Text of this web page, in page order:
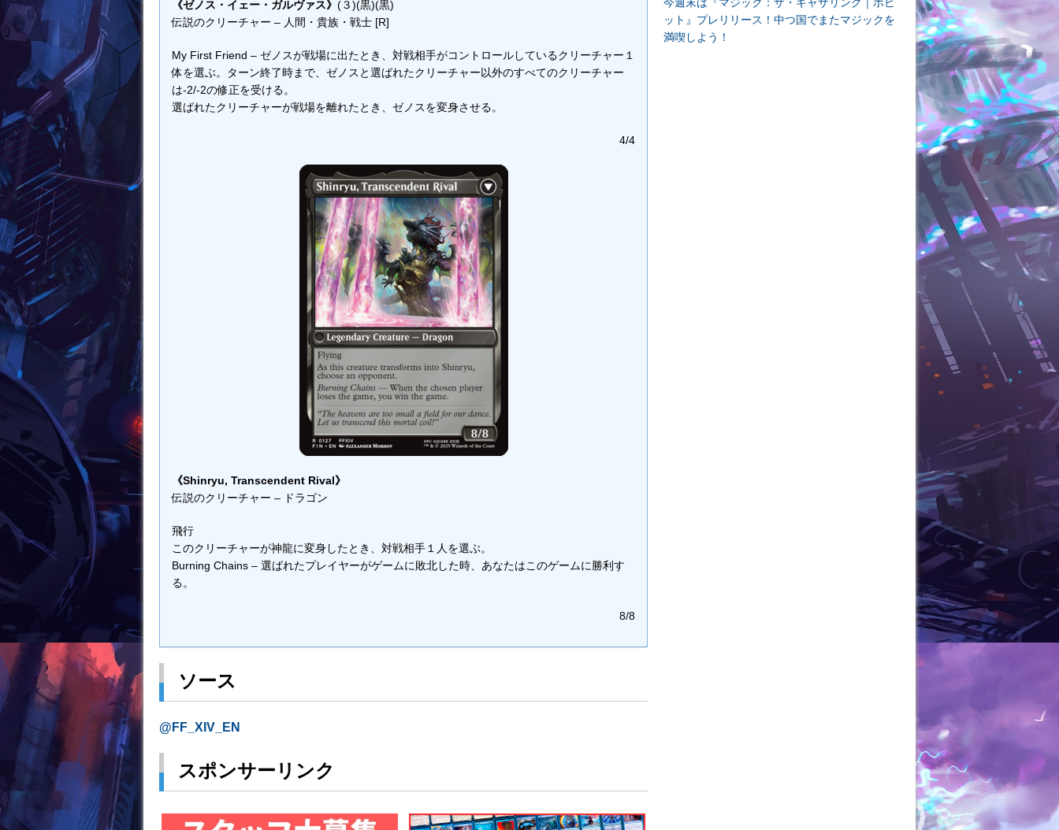
《ゼノス・イェー・ガルヴァス》 (３)(黒)(黒)
伝説のクリーチャー – 人間・貴族・戦士 [R]
My First Friend – ゼノスが戦場に出たとき、対戦相手がコントロールしているクリーチャー１
体を選ぶ。ターン終了時まで、ゼノスと選ばれたクリーチャー以外のすべてのクリーチャー
は-2/-2の修正を受ける。
選ばれたクリーチャーが戦場を離れたとき、ゼノスを変身させる。
4/4
《Shinryu, Transcendent Rival》
伝説のクリーチャー – ドラゴン
飛行
このクリーチャーが神龍に変身したとき、対戦相手１人を選ぶ。
Burning Chains – 選ばれたプレイヤーがゲームに敗北した時、あなたはこのゲームに勝利す
る。
8/8
ソース
@FF_XIV_EN
スポンサーリンク
ット』プレリリース！中つ国でまたマジックを
満喫しよう！